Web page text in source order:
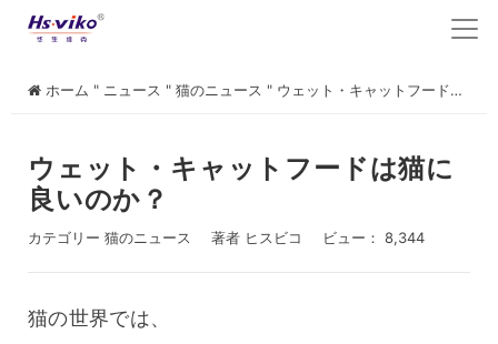
ホーム " ニュース " 猫のニュース " ウェット・キャットフードは猫に良いのか？
ウェット・キャットフードは猫に
良いのか？
カテゴリー 猫のニュース 著者 ヒスビコ ビュー： 8,344
猫の世界では、